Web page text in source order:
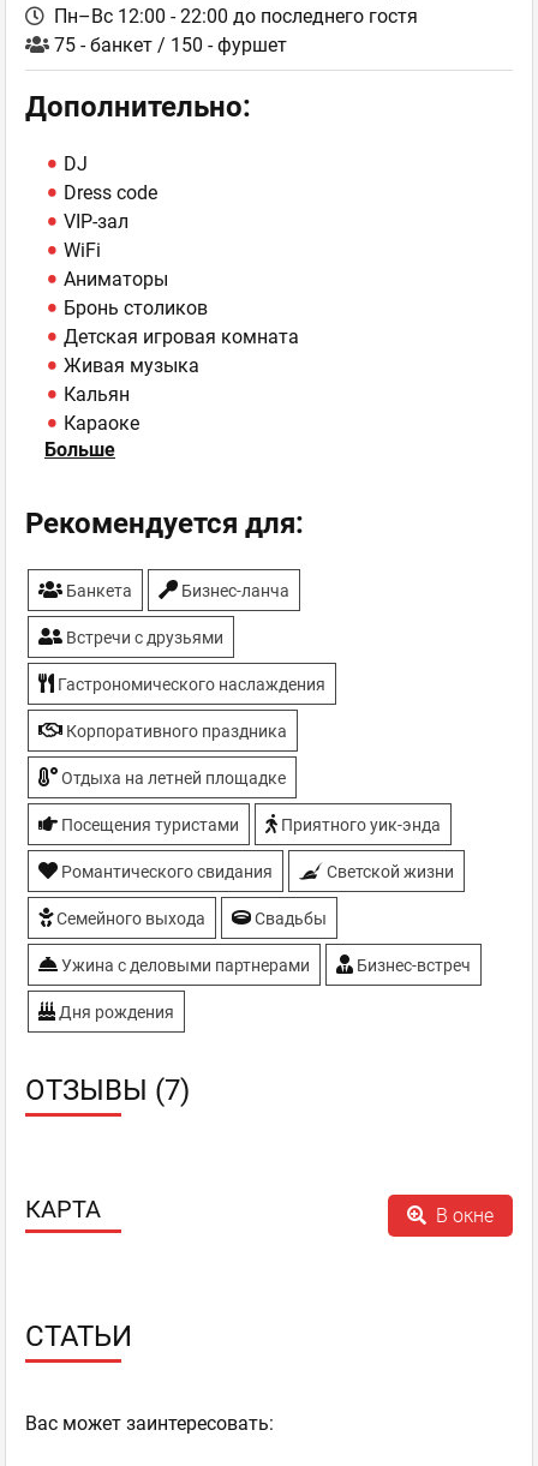
Пн–Вс 12:00 - 22:00 до последнего гостя
75 - банкет / 150 - фуршет
Дополнительно:
DJ
Dress code
VIP-зал
WiFi
Аниматоры
Бронь столиков
Детская игровая комната
Живая музыка
Кальян
Караоке
Летний клуб
Парковка
Печь на дровах
Спортивные трансляции
ТВ-плазмы
У воды
Шоу-програма
Больше
Рекомендуется для:
Банкета Бизнес-ланча
Встречи с друзьями
Гастрономического наслаждения
Корпоративного праздника
Отдыха на летней площадке
Посещения туристами Приятного уик-энда
Романтического свидания Светской жизни
Семейного выхода Свадьбы
Ужина с деловыми партнерами Бизнес-встреч
Дня рождения
ОТЗЫВЫ (7)
КАРТА В окне
СТАТЬИ
Ваc может заинтересовать: